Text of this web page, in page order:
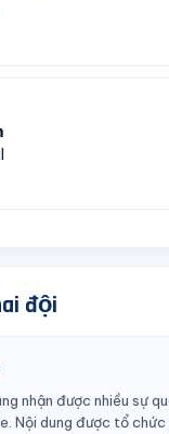
đội
nhận được nhiều sự
Nội dung được tổ